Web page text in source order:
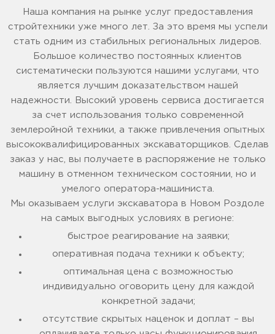
Наша компания на рынке услуг предоставления
стройтехники уже много лет. За это время мы успели
стать одним из стабильных региональных лидеров.
Большое количество постоянных клиентов
систематически пользуются нашими услугами, что
является лучшим доказательством нашей
надежности. Высокий уровень сервиса достигается
за счет использования только современной
землеройной техники, а также привлечения опытных
высококвалифицированных экскаваторщиков. Сделав
заказ у нас, вы получаете в распоряжение не только
машину в отменном техническом состоянии, но и
умелого оператора-машиниста.
Мы оказываем услуги экскаватора в Новом Роздоле
на самых выгодных условиях в регионе:
быстрое реагирование на заявки;
оперативная подача техники к объекту;
оптимальная цена с возможностью
индивидуально оговорить цену для каждой
конкретной задачи;
отсутствие скрытых наценок и доплат – вы